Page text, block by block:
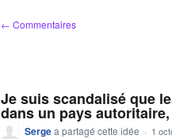
← Commentaires
Je suis scandalisé que
dans un pays
Sergea partagé cette idée · 1